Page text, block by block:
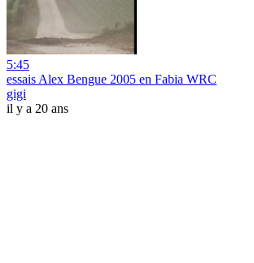
5:45
essais Alex Bengue 2005 en Fabia WRC
gigi
il y a 20 ans